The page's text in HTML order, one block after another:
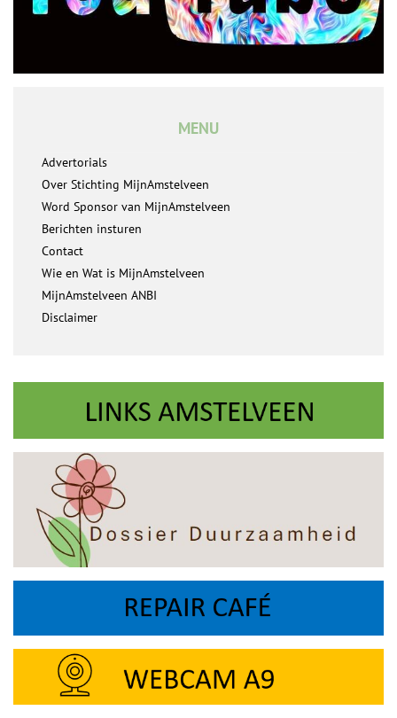
MENU
Advertorials
Over Stichting MijnAmstelveen
Word Sponsor van MijnAmstelveen
Berichten insturen
Contact
Wie en Wat is MijnAmstelveen
MijnAmstelveen ANBI
Disclaimer